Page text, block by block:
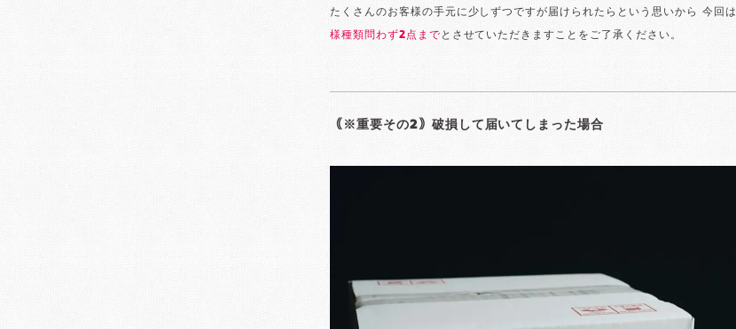
たくさんのお客様の手元に少しずつですが届けられたらという思いから 今回は
様種類問わず2点まで とさせていただきますことをご了承ください。
｟※重要その2｠破損して届いてしまった場合